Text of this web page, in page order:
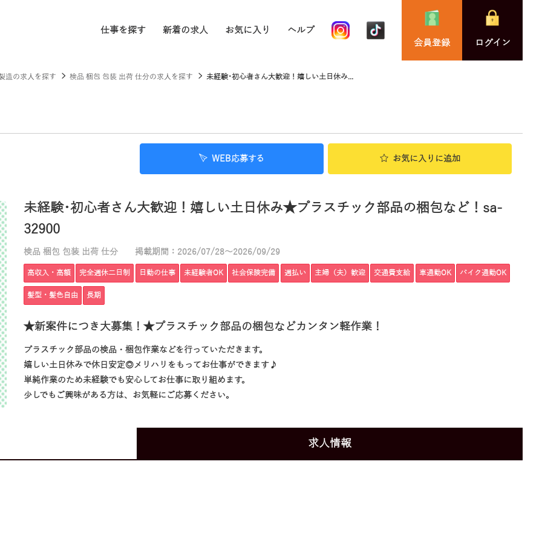
仕事を探す 新着の求人 お気に入り
ヘルプ
会員登録
ログイン
造の求人を探す 検品 梱包 包装 出荷 仕分の求人を探す 未経験･初心者さん大歓迎！嬉しい土日休み...
WEB応募する お気に入り に追加
未経験･初心者さん大歓迎！嬉しい土日休み★プラスチック部品の梱包など！sa-
32900
検品 梱包 包装 出荷 仕分 掲載期間：2026/07/28～2026/09/29
高収入・高額 完全週休二日制 日勤の仕事 未経験者OK 社会保険完備 週払い 主婦（夫）歓迎 交通費支給 車通勤OK バイク通勤OK
髪型・髪色自由 長期
★新案件につき大募集！★プラスチック部品の梱包などカンタン軽作業！
プラスチック部品の検品・梱包作業などを行っていただきます。
嬉しい土日休みで休日安定◎メリハリをもってお仕事ができます♪
単純作業のため未経験でも安心してお仕事に取り組めます。
少しでもご興味がある方は、お気軽にご応募ください。
求人情報